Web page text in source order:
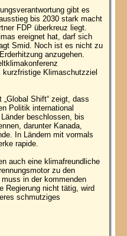
gibt es
bis 2030 stark macht
FDP überkreuz liegt.
ereignet hat, darf sich
Smid. Noch ist es nicht zu
anzugehen.
Klimaschutzziel
Shift“ zeigt, dass
Politik international
beschlossen, bis
darunter Kanada,
In Ländern mit vormals
rapide.
auch eine klimafreundliche
zu den
in der kommenden
Regierung nicht tätig, wird
schmutziges